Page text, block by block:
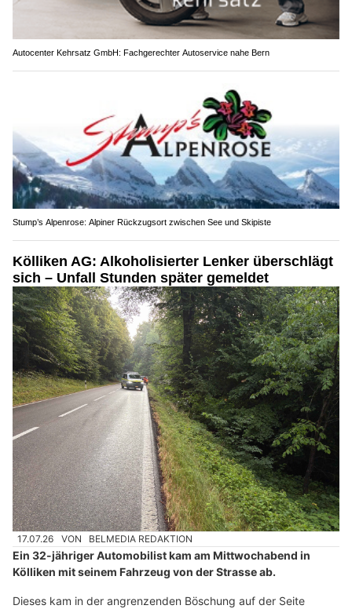
Autocenter Kehrsatz GmbH: Fachgerechter Autoservice nahe Bern
Stump’s Alpenrose: Alpiner Rückzugsort zwischen See und Skipiste
Kölliken AG: Alkoholisierter Lenker überschlägt
sich – Unfall Stunden später gemeldet
17.07.26 VON BELMEDIA REDAKTION
Ein 32-jähriger Automobilist kam am Mittwochabend in
Kölliken mit seinem Fahrzeug von der Strasse ab.
Dieses kam in der angrenzenden Böschung auf der Seite